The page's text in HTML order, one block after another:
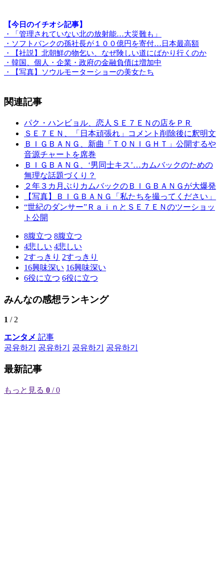
【今日のイチオシ記事】
・「管理されていない北の放射能…大災難も」
・ソフトバンクの孫社長が１００億円を寄付…日本最高額
・【社説】北朝鮮の物乞い、なぜ険しい道にばかり行くのか
・韓国、個人・企業・政府の金融負債は増加中
・【写真】ソウルモーターショーの美女たち
関連記事
パク・ハンビョル、恋人ＳＥ７ＥＮの店をＰＲ
ＳＥ７ＥＮ、「日本頑張れ」コメント削除後に釈明文
ＢＩＧＢＡＮＧ、新曲「ＴＯＮＩＧＨＴ」公開するや
音源チャートを席巻
ＢＩＧＢＡＮＧ、‘男同士キス’…カムバックのための
無理な話題づくり？
２年３カ月ぶりカムバックのＢＩＧＢＡＮＧが大爆発
【写真】ＢＩＧＢＡＮＧ「私たちを撮ってください」
“世紀のダンサー”ＲａｉｎとＳＥ７ＥＮのツーショッ
ト公開
8腹立つ 8腹立つ
4悲しい 4悲しい
2すっきり 2すっきり
16興味深い 16興味深い
6役に立つ 6役に立つ
みんなの感想ランキング
1 / 2
エンタメ 記事
공유하기
공유하기 공유하기 공유하기
最新記事
もっと見る 0 / 0